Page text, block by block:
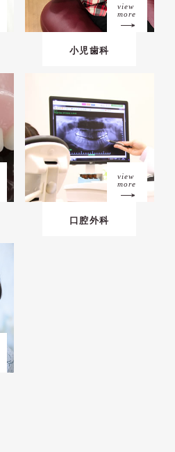
view
more
小児歯科
view
more
口腔外科